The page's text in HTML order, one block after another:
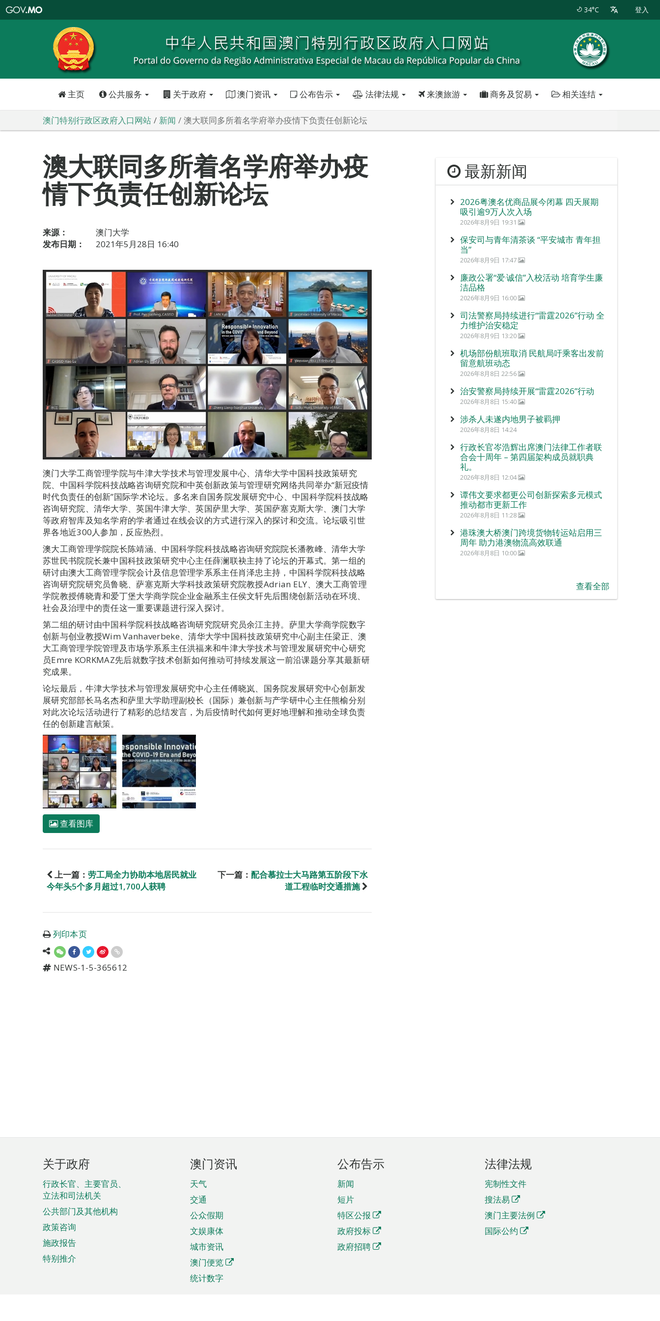
特
政
区
政
口
34°C 登入
主页 公共服务 关于政府 澳门资讯 公布告示 法律法规 来澳旅游 商务及贸易 相关连结
澳门特别行政区政府入口网站 新闻 澳大联同多所着名学府举办疫情下负责任创新论坛
澳大联同多所着名学府举办疫
情下负责任创新论坛
来源：
澳门大学
发布日期：
2021年5月28日 16:40
澳门大学工商管理学院与牛津大学技术与管理发展中心、清华大学中国科技政策研究
院、中国科学院科技战略咨询研究院和中英创新政策与管理研究网络共同举办“新冠疫情
时代负责任的创新”国际学术论坛。多名来自国务院发展研究中心、中国科学院科技战略
咨询研究院、清华大学、英国牛津大学、英国萨里大学、英国萨塞克斯大学、澳门大学
等政府智库及知名学府的学者通过在线会议的方式进行深入的探讨和交流。论坛吸引世
界各地近300人参加，反应热烈。
澳大工商管理学院院长陈靖涵、中国科学院科技战略咨询研究院院长潘教峰、清华大学
苏世民书院院长兼中国科技政策研究中心主任薛澜联袂主持了论坛的开幕式。第一组的
研讨由澳大工商管理学院会计及信息管理学系系主任肖泽忠主持，中国科学院科技战略
咨询研究院研究员鲁晓、萨塞克斯大学科技政策研究院教授Adrian ELY、澳大工商管理
学院教授傅晓青和爱丁堡大学商学院企业金融系主任侯文轩先后围绕创新活动在环境、
社会及治理中的责任这一重要课题进行深入探讨。
第二组的研讨由中国科学院科技战略咨询研究院研究员余江主持。萨里大学商学院数字
创新与创业教授Wim Vanhaverbeke、清华大学中国科技政策研究中心副主任梁正、澳
大工商管理学院管理及市场学系系主任洪福来和牛津大学技术与管理发展研究中心研究
员Emre KORKMAZ先后就数字技术创新如何推动可持续发展这一前沿课题分享其最新研
究成果。
论坛最后，牛津大学技术与管理发展研究中心主任傅晓岚、国务院发展研究中心创新发
展研究部部长马名杰和萨里大学助理副校长（国际）兼创新与产学研中心主任熊榆分别
对此次论坛活动进行了精彩的总结发言，为后疫情时代如何更好地理解和推动全球负责
任的创新建言献策。
查看图库
上一篇： 劳工局全力协助本地居民就业
今年头5个多月超过1,700人获聘
下一篇： 配合慕拉士大马路第五阶段下水
道工程临时交通措施
列印本页
NEWS-1-5-365612
最新新闻
2026粤澳名优商品展今闭幕 四天展期
吸引逾9万人次入场
2026年8月9日 19:31
保安司与青年清茶谈 “平安城市 青年担
当”
2026年8月9日 17:47
廉政公署“爱‧诚信”入校活动 培育学生廉
洁品格
2026年8月9日 16:00
司法警察局持续进行“雷霆2026”行动 全
力维护治安稳定
2026年8月9日 13:20
机场部份航班取消 民航局吁乘客出发前
留意航班动态
2026年8月8日 22:56
治安警察局持续开展“雷霆2026”行动
2026年8月8日 15:40
涉杀人未遂内地男子被羁押
2026年8月8日 14:24
行政长官岑浩辉出席澳门法律工作者联
合会十周年 – 第四届架构成员就职典
礼。
2026年8月8日 12:04
谭伟文要求都更公司创新探索多元模式
推动都市更新工作
2026年8月8日 11:28
港珠澳大桥澳门跨境货物转运站启用三
周年 助力港澳物流高效联通
2026年8月8日 10:00
查看全部
页
脚
菜
单
关于政府
行政长官、主要官员、
立法和司法机关
公共部门及其他机构
政策咨询
施政报告
特别推介
澳门资讯
天气
交通
公众假期
文娱康体
城市资讯
澳门便览
统计数字
公布告示
新闻
短片
特区公报
政府投标
政府招聘
法律法规
宪制性文件
搜法易
澳门主要法例
国际公约